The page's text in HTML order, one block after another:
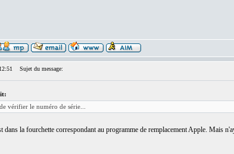
Sujet du message:
vérifier le numéro de série...
dans la fourchette correspondant au programme de remplacement Apple. Mais